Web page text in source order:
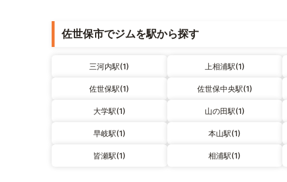
佐世保市でジムを駅から探す
三河内駅(1) 上相浦駅(1)
佐世保駅(1) 佐世保中央駅(1)
大学駅(1) 山の田駅(1)
早岐駅(1) 本山駅(1)
皆瀬駅(1) 相浦駅(1)